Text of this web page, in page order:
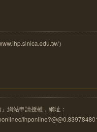
）
網站申請授權，網址：